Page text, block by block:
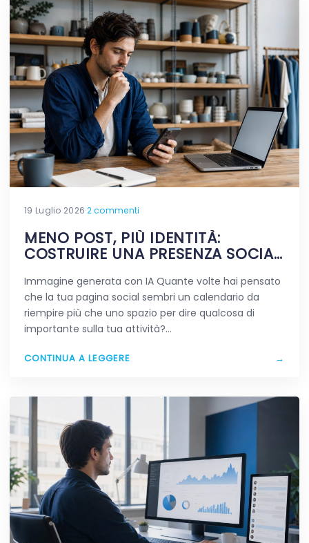
19 Luglio 2026·2 commenti
MENO POST, PIÙ IDENTITÀ:
COSTRUIRE UNA PRESENZA SOCIAL
Immagine generata con IA Quante volte hai pensato
che la tua pagina social sembri un calendario da
riempire più che uno spazio per dire qualcosa di
importante sulla tua attività?…
CONTINUA A LEGGERE →